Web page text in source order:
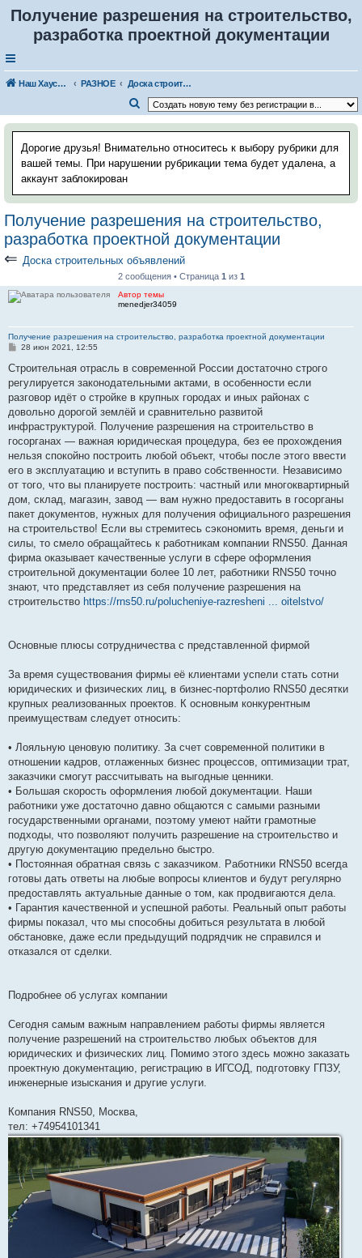
Получение разрешения на строительство,
разработка проектной документации
Наш Хаус-форум РАЗНОЕ
Доска строительных объявлений
о
с
Дорогие друзья! Внимательно относитесь к выбору рубрики для
вашей темы. При нарушении рубрикации тема будет удалена, а
аккаунт заблокирован
Получение разрешения на строительство,
разработка проектной документации
⇐ Доска строительных объявлений
2 сообщения • Страница 1 из 1
Автор темы
menedjer34059
Получение разрешения на строительство, разработка проектной документации
С
о
б
щ
е
и
е
28 июн 2021, 12:55
Строительная отрасль в современной России достаточно строго
регулируется законодательными актами, в особенности если
разговор идёт о стройке в крупных городах и иных районах с
довольно дорогой землёй и сравнительно развитой
инфраструктурой. Получение разрешения на строительство в
госорганах — важная юридическая процедура, без ее прохождения
нельзя спокойно построить любой объект, чтобы после этого ввести
его в эксплуатацию и вступить в право собственности. Независимо
от того, что вы планируете построить: частный или многоквартирный
дом, склад, магазин, завод — вам нужно предоставить в госорганы
пакет документов, нужных для получения официального разрешения
на строительство! Если вы стремитесь сэкономить время, деньги и
силы, то смело обращайтесь к работникам компании RNS50. Данная
фирма оказывает качественные услуги в сфере оформления
строительной документации более 10 лет, работники RNS50 точно
знают, что представляет из себя получение разрешения на
строительство https://rns50.ru/polucheniye-razresheni ... oitelstvo/
Основные плюсы сотрудничества с представленной фирмой
За время существования фирмы её клиентами успели стать сотни
юридических и физических лиц, в бизнес-портфолио RNS50 десятки
крупных реализованных проектов. К основным конкурентным
преимуществам следует относить:
• Лояльную ценовую политику. За счет современной политики в
отношении кадров, отлаженных бизнес процессов, оптимизации трат,
заказчики смогут рассчитывать на выгодные ценники.
• Большая скорость оформления любой документации. Наши
работники уже достаточно давно общаются с самыми разными
государственными органами, поэтому умеют найти грамотные
подходы, что позволяют получить разрешение на строительство и
другую документацию предельно быстро.
• Постоянная обратная связь с заказчиком. Работники RNS50 всегда
готовы дать ответы на любые вопросы клиентов и будут регулярно
предоставлять актуальные данные о том, как продвигаются дела.
• Гарантия качественной и успешной работы. Реальный опыт работы
фирмы показал, что мы способны добиться результата в любой
обстановке, даже если предыдущий подрядчик не справился и
отказался от сделки.
Подробнее об услугах компании
Сегодня самым важным направлением работы фирмы является
получение разрешений на строительство любых объектов для
юридических и физических лиц. Помимо этого здесь можно заказать
проектную документацию, регистрацию в ИГСОД, подготовку ГПЗУ,
инженерные изыскания и другие услуги.
Компания RNS50, Москва,
тел: +74954101341